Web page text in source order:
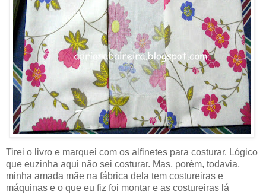
Tirei o livro e marquei com os alfinetes para costurar. Lógico
que euzinha aqui não sei costurar. Mas, porém, todavia,
minha amada mãe na fábrica dela tem costureiras e
máquinas e o que eu fiz foi montar e as costureiras lá